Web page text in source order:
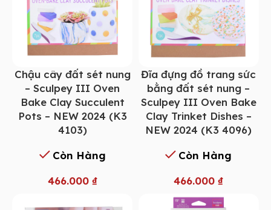
Chậu cây đất sét nung
– Sculpey III Oven
Bake Clay Succulent
Pots – NEW 2024 (K3
4103)
Còn Hàng
466.000 ₫
Đĩa đựng đồ trang sức
bằng đất sét nung –
Sculpey III Oven Bake
Clay Trinket Dishes –
NEW 2024 (K3 4096)
Còn Hàng
466.000₫